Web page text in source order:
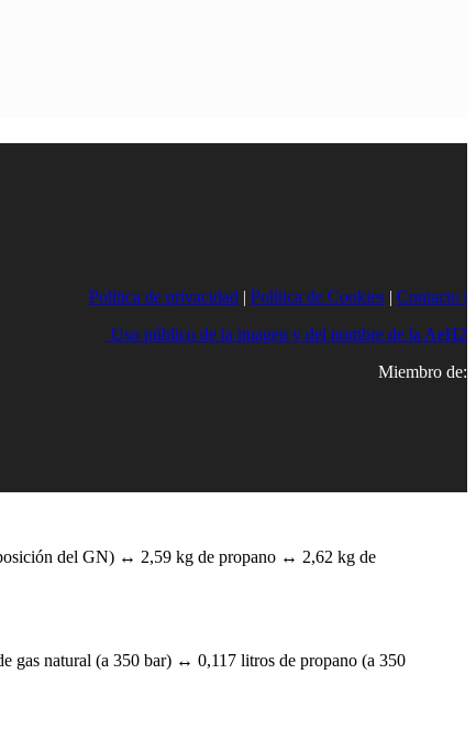
Política de privacidad | Política de Cookies | Contacto |
Uso público de la imagen y del nombre de la AeH2
Miembro de:
del GN) ↔ 2,59 kg de propano ↔ 2,62 kg de
natural (a 350 bar) ↔ 0,117 litros de propano (a 350